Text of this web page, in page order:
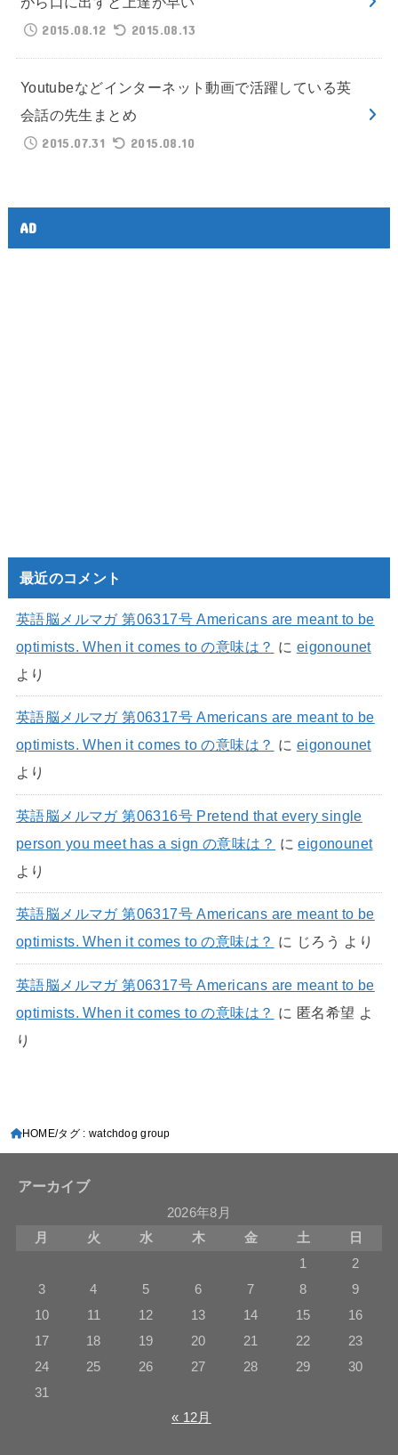
2015.08.12
2015.08.13
Youtubeなどインターネット動画で活躍している英
会話の先生まとめ
2015.07.31
2015.08.10
AD
最近のコメント
英語脳メルマガ 第06317号 Americans are meant to be
optimists. When it comes to の意味は？ に eigonounet
より
英語脳メルマガ 第06317号 Americans are meant to be
optimists. When it comes to の意味は？ に eigonounet
より
英語脳メルマガ 第06316号 Pretend that every single
person you meet has a sign の意味は？ にeigonounet
より
英語脳メルマガ 第06317号 Americans are meant to be
optimists. When it comes to の意味は？ に じろう より
英語脳メルマガ 第06317号 Americans are meant to be
optimists. When it comes to の意味は？ に 匿名希望 よ
り
HOME タグ : watchdog group
アーカイブ
2026年8月
月
火 水 木 金 土
日
1
2
3
4 5 6 7 8
9
10
11 12 13 14 15
16
17
18 19 20 21 22
23
24
25 26 27 28 29
30
31
« 12月